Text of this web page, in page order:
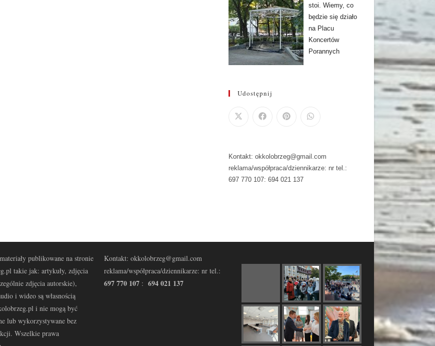
stoi. Wiemy, co
będzie się działo
na Placu
Koncertów
Porannych
Udostępnij
Kontakt: okkolobrzeg@gmail.com
reklama/współpraca/dziennikarze: nr tel.:
697 770 107: 694 021 137
publikowane na stronie
takie jak: artykuły, zdjęcia
zdjęcia autorskie),
i wideo są własnością
i nie mogą być
lub wykorzystywane bez
Wszelkie prawa
Kontakt: okkolobrzeg@gmail.com
reklama/współpraca/dziennikarze: nr tel.:
697 770 107 : 694 021 137